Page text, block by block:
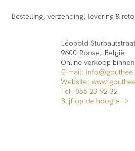
Bestelling, verzending, levering &
Léopold
9600 Ronse, België
Online verkoop
E-mail:
Website:
Tel: 055 23 92 32
Blijf op de hoogte →